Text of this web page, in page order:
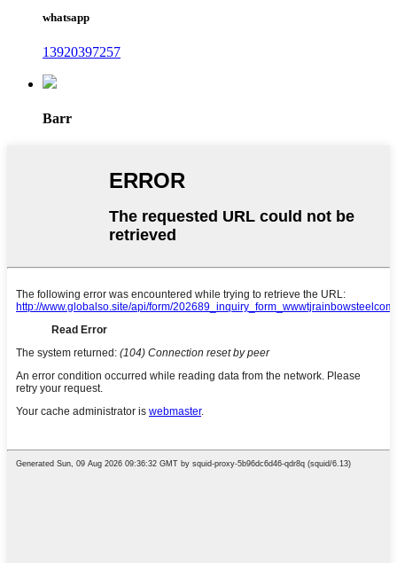
whatsapp
13920397257
Barr